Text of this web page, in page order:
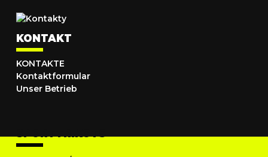
KONTAKT
KONTAKTE
Kontaktformular
Unser Betrieb
SPORTTRIKOTS